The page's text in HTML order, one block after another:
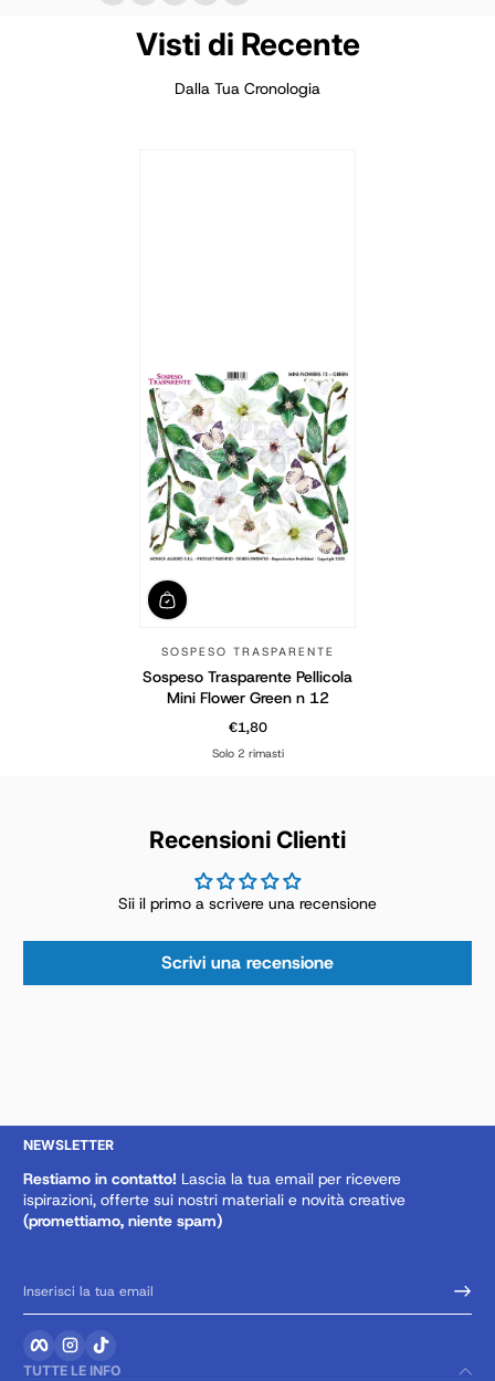
Visti di Recente
Dalla Tua Cronologia
SOSPESO TRASPARENTE
Sospeso Trasparente Pellicola
Mini Flower Green n 12
Prezzo normale
€1,80
Solo 2 rimasti
Recensioni Clienti
Sii il primo a scrivere una recensione
Scrivi una recensione
NEWSLETTER
Restiamo in contatto! Lascia la tua email per ricevere
ispirazioni, offerte sui nostri materiali e novità creative
(promettiamo, niente spam)
Inserisci la tua email
FacebookInstagram
TUTTE LE INFO